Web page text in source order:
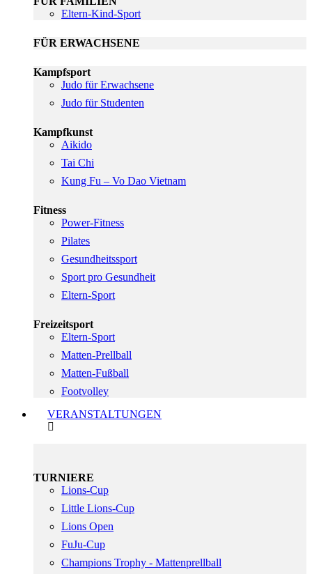
Eltern-Kind-Sport
FÜR ERWACHSENE
Kampfsport
Judo für Erwachsene
Judo für Studenten
Kampfkunst
Aikido
Tai Chi
Kung Fu – Vo Dao Vietnam
Fitness
Power-Fitness
Pilates
Gesundheitssport
Sport pro Gesundheit
Eltern-Sport
Freizeitsport
Eltern-Sport
Matten-Prellball
Matten-Fußball
Footvolley
VERANSTALTUNGEN
TURNIERE
Lions-Cup
Little Lions-Cup
Lions Open
FuJu-Cup
Champions Trophy - Mattenprellball